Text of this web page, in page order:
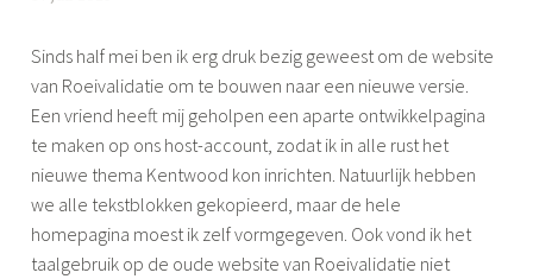
d
r
o
e
i
e
n
m
o
n
e
Sinds half mei ben ik erg druk bezig geweest om de website
van Roeivalidatie om te bouwen naar een nieuwe versie.
Een vriend heeft mij geholpen een aparte ontwikkelpagina
te maken op ons host-account, zodat ik in alle rust het
nieuwe thema Kentwood kon inrichten. Natuurlijk hebben
we alle tekstblokken gekopieerd, maar de hele
homepagina moest ik zelf vormgegeven. Ook vond ik het
taalgebruik op de oude website van Roeivalidatie niet